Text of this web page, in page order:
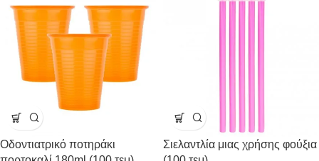
Οδοντιατρικό ποτηράκι
Σιελαντλία μιας χρήσης φούξια